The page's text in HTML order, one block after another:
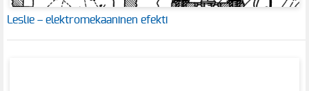
Leslie – elektromekaaninen efekti